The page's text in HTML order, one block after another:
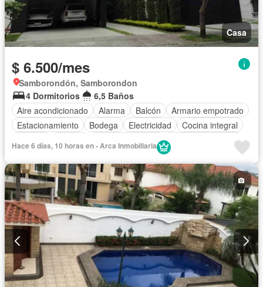
Casa
$ 6.500/mes
Samborondón, Samborondon
4 Dormitorios
6,5 Baños
Aire acondicionado
Alarma Balcón
Armario empotrado
Estacionamiento
Bodega Electricidad
Cocina integral
Vista panorámica
Cuarto de servicio
Acceso para personas con discapacidad
Jardín
Parrilla Garita de guardianía
Gimnasio
Seguridad
Piscina Cancha de tenis
Wifi
Parcialmente amoblado
Hace 6 días, 10 horas en - Arca Inmobiliaria